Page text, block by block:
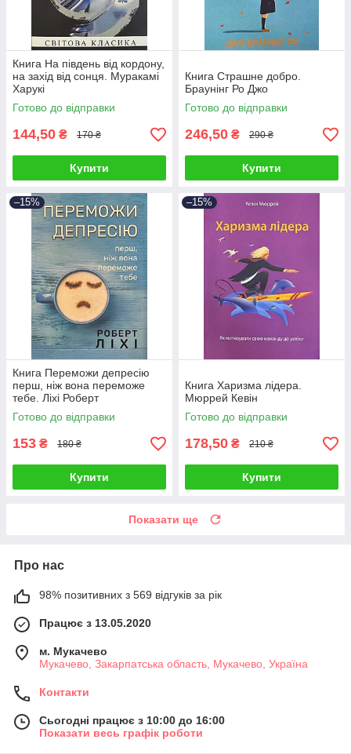
Книга На південь від кордону,
на захід від сонця. Муракамі
Харукі
Готово до відправки
144,50 ₴ 170 ₴
Купити
Книга Страшне добро.
Браунінг Ро Джо
Готово до відправки
246,50 ₴ 290 ₴
Купити
–15%
Книга Переможи депресію
перш, ніж вона переможе
тебе. Ліхі Роберт
Готово до відправки
153 ₴ 180 ₴
Купити
–15%
Книга Харизма лідера.
Мюррей Кевін
Готово до відправки
178,50 ₴ 210 ₴
Купити
Показати ще
Про нас
98% позитивних з 569 відгуків за рік
Працює з 13.05.2020
м. Мукачево
Мукачево, Закарпатська область, Мукачево, Україна
Контакти
Сьогодні працює з 10:00 до 16:00
Показати весь графік роботи